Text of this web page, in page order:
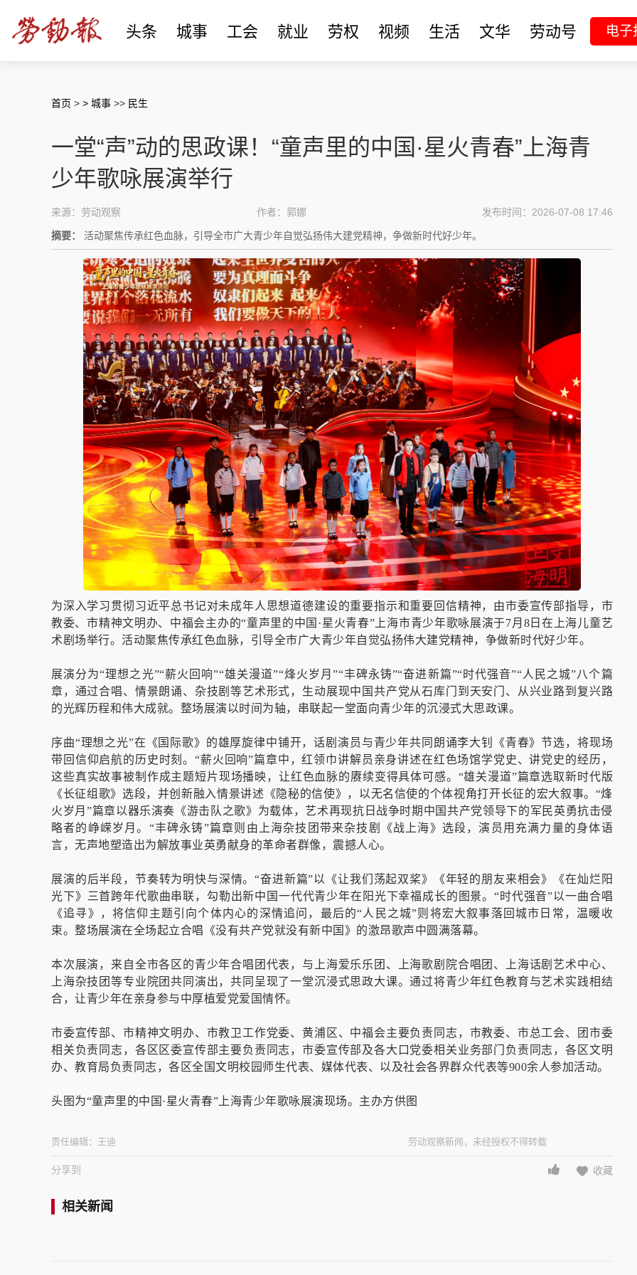
头条 城事 工会 就业 劳权 视频 生活 文华 劳动号 电子
首页 > > 城事 >> 民生
一堂“声”动的思政课！“童声里的中国·星火青春”上海青
少年歌咏展演举行
来源：劳动观察 作者：郭娜 发布时间：2026-07-08 17:46
摘要： 活动聚焦传承红色血脉，引导全市广大青少年自觉弘扬伟大建党精神，争做新时代好少年。
为深入学习贯彻习近平总书记对未成年人思想道德建设的重要指示和重要回信精神，由市委宣传部指导，市
教委、市精神文明办、中福会主办的“童声里的中国·星火青春”上海市青少年歌咏展演于7月8日在上海儿童艺
术剧场举行。活动聚焦传承红色血脉，引导全市广大青少年自觉弘扬伟大建党精神，争做新时代好少年。
展演分为“理想之光”“薪火回响”“雄关漫道”“烽火岁月”“丰碑永铸”“奋进新篇”“时代强音”“人民之城”八个篇
章，通过合唱、情景朗诵、杂技剧等艺术形式，生动展现中国共产党从石库门到天安门、从兴业路到复兴路
的光辉历程和伟大成就。整场展演以时间为轴，串联起一堂面向青少年的沉浸式大思政课。
序曲“理想之光”在《国际歌》的雄厚旋律中铺开，话剧演员与青少年共同朗诵李大钊《青春》节选，将现场
带回信仰启航的历史时刻。“薪火回响”篇章中，红领巾讲解员亲身讲述在红色场馆学党史、讲党史的经历，
这些真实故事被制作成主题短片现场播映，让红色血脉的赓续变得具体可感。“雄关漫道”篇章选取新时代版
《长征组歌》选段，并创新融入情景讲述《隐秘的信使》，以无名信使的个体视角打开长征的宏大叙事。“烽
火岁月”篇章以器乐演奏《游击队之歌》为载体，艺术再现抗日战争时期中国共产党领导下的军民英勇抗击侵
略者的峥嵘岁月。“丰碑永铸”篇章则由上海杂技团带来杂技剧《战上海》选段，演员用充满力量的身体语
言，无声地塑造出为解放事业英勇献身的革命者群像，震撼人心。
展演的后半段，节奏转为明快与深情。“奋进新篇”以《让我们荡起双桨》《年轻的朋友来相会》《在灿烂阳
光下》三首跨年代歌曲串联，勾勒出新中国一代代青少年在阳光下幸福成长的图景。“时代强音”以一曲合唱
《追寻》，将信仰主题引向个体内心的深情追问，最后的“人民之城”则将宏大叙事落回城市日常，温暖收
束。整场展演在全场起立合唱《没有共产党就没有新中国》的激昂歌声中圆满落幕。
本次展演，来自全市各区的青少年合唱团代表，与上海爱乐乐团、上海歌剧院合唱团、上海话剧艺术中心、
上海杂技团等专业院团共同演出，共同呈现了一堂沉浸式思政大课。通过将青少年红色教育与艺术实践相结
合，让青少年在亲身参与中厚植爱党爱国情怀。
市委宣传部、市精神文明办、市教卫工作党委、黄浦区、中福会主要负责同志，市教委、市总工会、团市委
相关负责同志，各区区委宣传部主要负责同志，市委宣传部及各大口党委相关业务部门负责同志，各区文明
办、教育局负责同志，各区全国文明校园师生代表、媒体代表、以及社会各界群众代表等900余人参加活动。
头图为“童声里的中国·星火青春”上海青少年歌咏展演现场。主办方供图
责任编辑： 王迪 劳动观察新闻，未经授权不得转载
分享到 收藏
相关新闻